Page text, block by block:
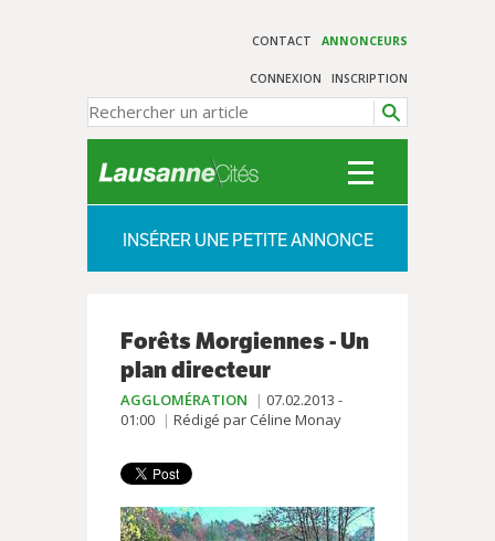
CONTACT ANNONCEURS
CONNEXION INSCRIPTION
INSÉRER UNE PETITE ANNONCE
Forêts Morgiennes - Un
plan directeur
AGGLOMÉRATION
07.02.2013 -
01:00
Rédigé par Céline Monay